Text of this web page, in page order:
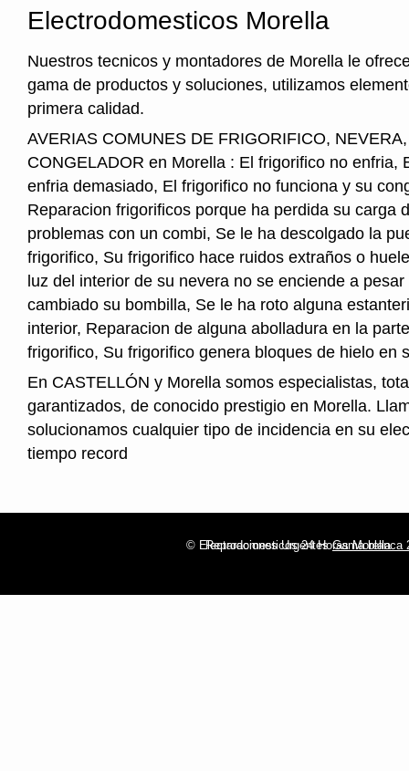
Electrodomesticos Morella
Nuestros tecnicos y montadores de Morella le
gama de productos y soluciones, utilizamos
primera calidad.
AVERIAS COMUNES DE FRIGORIFICO,
CONGELADOR en Morella : El frigorifico no enfria,
enfria demasiado, El frigorifico no funciona y su
Reparacion frigorificos porque ha perdida su carga
problemas con un combi, Se le ha descolgado la
frigorifico, Su frigorifico hace ruidos extraños o
luz del interior de su nevera no se enciende a
cambiado su bombilla, Se le ha roto alguna
interior, Reparacion de alguna abolladura en la
frigorifico, Su frigorifico genera bloques de hielo en
En CASTELLÓN y Morella somos especialistas,
garantizados, de conocido prestigio en Morella.
solucionamos cualquier tipo de incidencia en su
tiempo record
© Electrodomesticos 24 Horas Morella
Reparaciones UrgentesGama blanca